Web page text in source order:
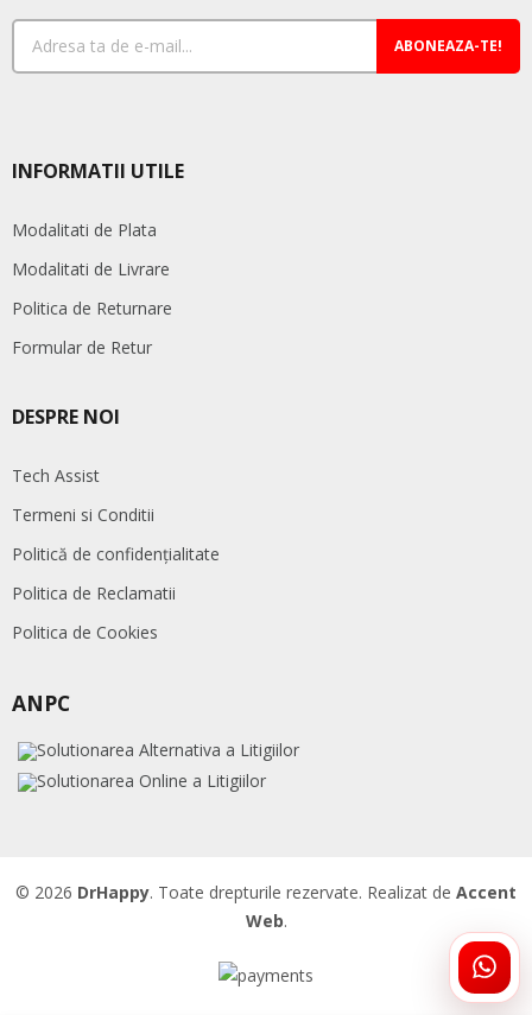
ABONEAZA-TE!
INFORMATII UTILE
Modalitati de Plata
Modalitati de Livrare
Politica de Returnare
Formular de Retur
DESPRE NOI
Tech Assist
Termeni si Conditii
Politică de confidențialitate
Politica de Reclamatii
Politica de Cookies
ANPC
© 2026 DrHappy. Toate drepturile rezervate. Realizat de Accent
Web.